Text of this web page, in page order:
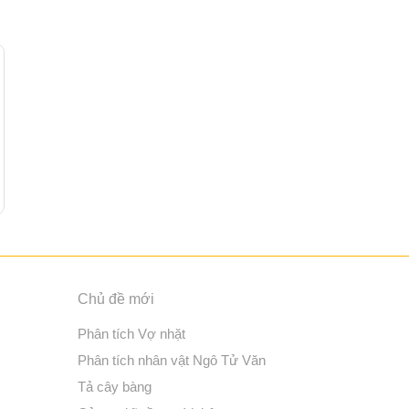
Chủ đề mới
Phân tích Vợ nhặt
Phân tích nhân vật Ngô Tử Văn
Tả cây bàng